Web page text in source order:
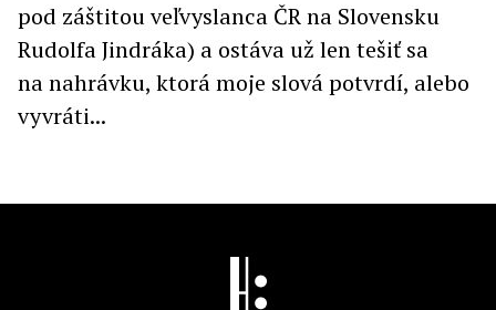
pod záštitou veľvyslanca ČR na Slovensku
Rudolfa Jindráka) a ostáva už len tešiť sa
na nahrávku, ktorá moje slová potvrdí, alebo
vyvráti...